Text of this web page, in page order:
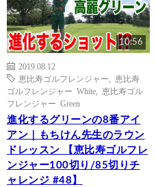
10:56
2019.08.12
恵比寿ゴルフレンジャー
恵比寿
ゴルフレンジャー White
恵比寿ゴル
フレンジャー Green
進化するグリーンの8番アイ
アン｜もちけん先生のラウン
ドレッスン 【恵比寿ゴルフレ
ンジャー100切り/85切りチ
ャレンジ #48】